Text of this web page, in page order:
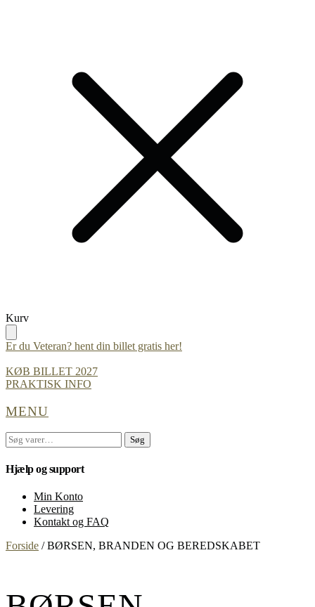
Skip
to
navigation
Skip
to
content
Kurv
Er du Veteran? hent din billet gratis her!
KØB BILLET 2027
PRAKTISK INFO
MENU
Søg
efter:
Søg
Hjælp og support
Min Konto
Levering
Kontakt og FAQ
Forside /BØRSEN, BRANDEN OG BEREDSKABET